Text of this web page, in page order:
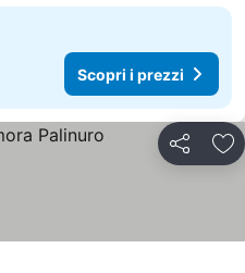
Scopri i prezzi
Condividi